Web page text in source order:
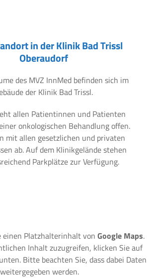
in der Klinik Bad Trissl
Oberaudorf
des MVZ InnMed befinden sich im
der Klinik Bad Trissl.
allen Patientinnen und Patienten
onkologischen Behandlung offen.
mit allen gesetzlichen und privaten
ab. Auf dem Klinikgelände stehen
Parkplätze zur Verfügung.
einen Platzhalterinhalt vonGoogle Maps.
Inhalt zuzugreifen, klicken Sie auf
Bitte beachten Sie, dass dabei Daten
werden.